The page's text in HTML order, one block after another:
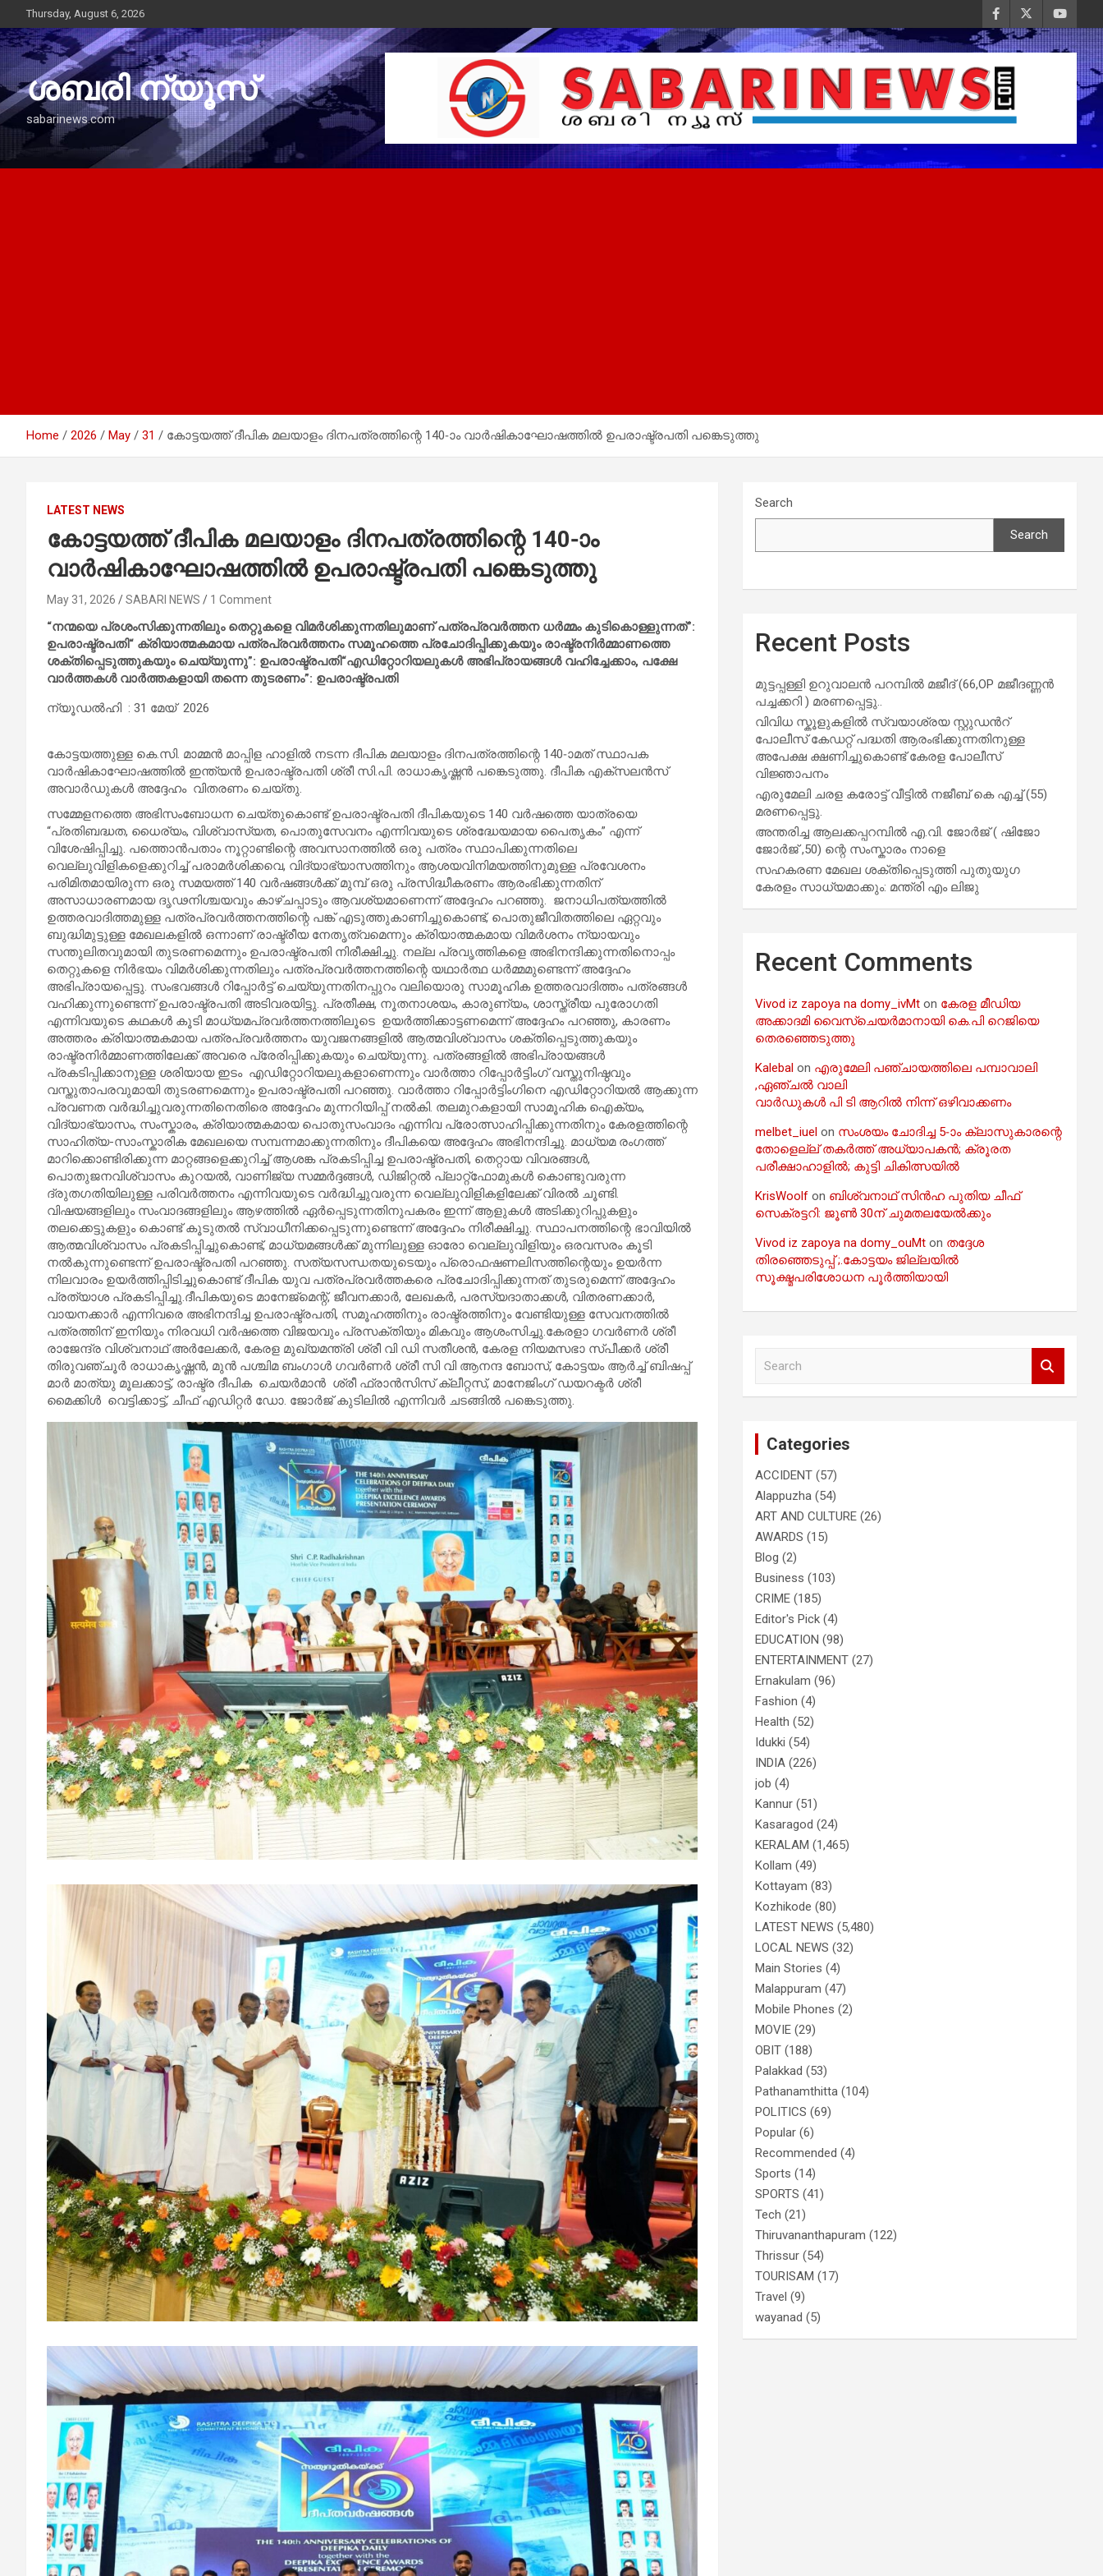
to
content
Thursday, August 6, 2026
ശബരി ന്യൂസ്
sabarinews.com
Home 2026 May 31 കോട്ടയത്ത് ദീപിക മലയാളം ദിനപത്രത്തിന്റെ 140-ാം വാർഷികാഘോഷത്തിൽ ഉപരാഷ്ട്രപതി പങ്കെടുത്തു
LATEST NEWS
കോട്ടയത്ത് ദീപിക മലയാളം ദിനപത്രത്തിന്റെ 140-ാം
വാർഷികാഘോഷത്തിൽ ഉപരാഷ്ട്രപതി പങ്കെടുത്തു
May 31, 2026 SABARI NEWS 1 Comment
“നന്മയെ പ്രശംസിക്കുന്നതിലും തെറ്റുകളെ വിമർശിക്കുന്നതിലുമാണ് പത്രപ്രവർത്തന ധർമ്മം കുടികൊള്ളുന്നത്”:
ഉപരാഷ്ട്രപതി“ ക്രിയാത്മകമായ പത്രപ്രവർത്തനം സമൂഹത്തെ പ്രചോദിപ്പിക്കുകയും രാഷ്ട്രനിർമ്മാണത്തെ
ശക്തിപ്പെടുത്തുകയും ചെയ്യുന്നു”: ഉപരാഷ്ട്രപതി“എഡിറ്റോറിയലുകൾ അഭിപ്രായങ്ങൾ വഹിച്ചേക്കാം, പക്ഷേ
വാർത്തകൾ വാർത്തകളായി തന്നെ തുടരണം”: ഉപരാഷ്ട്രപതി
ന്യൂഡൽഹി : 31 മേയ് 2026
കോട്ടയത്തുള്ള കെ.സി. മാമ്മൻ മാപ്പിള ഹാളിൽ നടന്ന ദീപിക മലയാളം ദിനപത്രത്തിന്റെ 140-ാമത് സ്ഥാപക
വാർഷികാഘോഷത്തിൽ ഇന്ത്യൻ ഉപരാഷ്ട്രപതി ശ്രീ സി.പി. രാധാകൃഷ്ണൻ പങ്കെടുത്തു. ദീപിക എക്സലൻസ്
അവാർഡുകൾ അദ്ദേഹം വിതരണം ചെയ്തു.
സമ്മേളനത്തെ അഭിസംബോധന ചെയ്തുകൊണ്ട് ഉപരാഷ്ട്രപതി ദീപികയുടെ 140 വർഷത്തെ യാത്രയെ
“പ്രതിബദ്ധത, ധൈര്യം, വിശ്വാസ്യത, പൊതുസേവനം എന്നിവയുടെ ശ്രദ്ധേയമായ പൈതൃകം” എന്ന്
വിശേഷിപ്പിച്ചു. പത്തൊൻപതാം നൂറ്റാണ്ടിന്റെ അവസാനത്തിൽ ഒരു പത്രം സ്ഥാപിക്കുന്നതിലെ
വെല്ലുവിളികളെക്കുറിച്ച് പരാമർശിക്കവെ, വിദ്യാഭ്യാസത്തിനും ആശയവിനിമയത്തിനുമുള്ള പ്രവേശനം
പരിമിതമായിരുന്ന ഒരു സമയത്ത് 140 വർഷങ്ങൾക്ക് മുമ്പ് ഒരു പ്രസിദ്ധീകരണം ആരംഭിക്കുന്നതിന്
അസാധാരണമായ ദൃഢനിശ്ചയവും കാഴ്ചപ്പാടും ആവശ്യമാണെന്ന് അദ്ദേഹം പറഞ്ഞു. ജനാധിപത്യത്തിൽ
ഉത്തരവാദിത്തമുള്ള പത്രപ്രവർത്തനത്തിന്റെ പങ്ക് എടുത്തുകാണിച്ചുകൊണ്ട്, പൊതുജീവിതത്തിലെ ഏറ്റവും
ബുദ്ധിമുട്ടുള്ള മേഖലകളിൽ ഒന്നാണ് രാഷ്ട്രീയ നേതൃത്വമെന്നും ക്രിയാത്മകമായ വിമർശനം ന്യായവും
സന്തുലിതവുമായി തുടരണമെന്നും ഉപരാഷ്ട്രപതി നിരീക്ഷിച്ചു. നല്ല പ്രവൃത്തികളെ അഭിനന്ദിക്കുന്നതിനൊപ്പം
തെറ്റുകളെ നിർഭയം വിമർശിക്കുന്നതിലും പത്രപ്രവർത്തനത്തിന്റെ യഥാർത്ഥ ധർമ്മമുണ്ടെന്ന് അദ്ദേഹം
അഭിപ്രായപ്പെട്ടു. സംഭവങ്ങൾ റിപ്പോർട്ട് ചെയ്യുന്നതിനപ്പുറം വലിയൊരു സാമൂഹിക ഉത്തരവാദിത്തം പത്രങ്ങൾ
വഹിക്കുന്നുണ്ടെന്ന് ഉപരാഷ്ട്രപതി അടിവരയിട്ടു. പ്രതീക്ഷ, നൂതനാശയം, കാരുണ്യം, ശാസ്ത്രീയ പുരോഗതി
എന്നിവയുടെ കഥകൾ കൂടി മാധ്യമപ്രവർത്തനത്തിലൂടെ ഉയർത്തിക്കാട്ടണമെന്ന് അദ്ദേഹം പറഞ്ഞു, കാരണം
അത്തരം ക്രിയാത്മകമായ പത്രപ്രവർത്തനം യുവജനങ്ങളിൽ ആത്മവിശ്വാസം ശക്തിപ്പെടുത്തുകയും
രാഷ്ട്രനിർമ്മാണത്തിലേക്ക് അവരെ പ്രേരിപ്പിക്കുകയും ചെയ്യുന്നു. പത്രങ്ങളിൽ അഭിപ്രായങ്ങൾ
പ്രകടിപ്പിക്കാനുള്ള ശരിയായ ഇടം എഡിറ്റോറിയലുകളാണെന്നും വാർത്താ റിപ്പോർട്ടിംഗ് വസ്തുനിഷ്ഠവും
വസ്തുതാപരവുമായി തുടരണമെന്നും ഉപരാഷ്ട്രപതി പറഞ്ഞു. വാർത്താ റിപ്പോർട്ടിംഗിനെ എഡിറ്റോറിയൽ ആക്കുന്ന
പ്രവണത വർദ്ധിച്ചുവരുന്നതിനെതിരെ അദ്ദേഹം മുന്നറിയിപ്പ് നൽകി. തലമുറകളായി സാമൂഹിക ഐക്യം,
വിദ്യാഭ്യാസം, സംസ്കാരം, ക്രിയാത്മകമായ പൊതുസംവാദം എന്നിവ പ്രോത്സാഹിപ്പിക്കുന്നതിനും കേരളത്തിന്റെ
സാഹിത്യ-സാംസ്കാരിക മേഖലയെ സമ്പന്നമാക്കുന്നതിനും ദീപികയെ അദ്ദേഹം അഭിനന്ദിച്ചു. മാധ്യമ രംഗത്ത്
മാറിക്കൊണ്ടിരിക്കുന്ന മാറ്റങ്ങളെക്കുറിച്ച് ആശങ്ക പ്രകടിപ്പിച്ച ഉപരാഷ്ട്രപതി, തെറ്റായ വിവരങ്ങൾ,
പൊതുജനവിശ്വാസം കുറയൽ, വാണിജ്യ സമ്മർദ്ദങ്ങൾ, ഡിജിറ്റൽ പ്ലാറ്റ്‌ഫോമുകൾ കൊണ്ടുവരുന്ന
ദ്രുതഗതിയിലുള്ള പരിവർത്തനം എന്നിവയുടെ വർദ്ധിച്ചുവരുന്ന വെല്ലുവിളികളിലേക്ക് വിരൽ ചൂണ്ടി.
വിഷയങ്ങളിലും സംവാദങ്ങളിലും ആഴത്തിൽ ഏർപ്പെടുന്നതിനുപകരം ഇന്ന് ആളുകൾ അടിക്കുറിപ്പുകളും
തലക്കെട്ടുകളും കൊണ്ട് കൂടുതൽ സ്വാധീനിക്കപ്പെടുന്നുണ്ടെന്ന് അദ്ദേഹം നിരീക്ഷിച്ചു. സ്ഥാപനത്തിന്റെ ഭാവിയിൽ
ആത്മവിശ്വാസം പ്രകടിപ്പിച്ചുകൊണ്ട്, മാധ്യമങ്ങൾക്ക് മുന്നിലുള്ള ഓരോ വെല്ലുവിളിയും ഒരവസരം കൂടി
നൽകുന്നുണ്ടെന്ന് ഉപരാഷ്ട്രപതി പറഞ്ഞു. സത്യസന്ധതയുടെയും പ്രൊഫഷണലിസത്തിന്റെയും ഉയർന്ന
നിലവാരം ഉയർത്തിപ്പിടിച്ചുകൊണ്ട് ദീപിക യുവ പത്രപ്രവർത്തകരെ പ്രചോദിപ്പിക്കുന്നത് തുടരുമെന്ന് അദ്ദേഹം
പ്രത്യാശ പ്രകടിപ്പിച്ചു.ദീപികയുടെ മാനേജ്‌മെന്റ്, ജീവനക്കാർ, ലേഖകർ, പരസ്യദാതാക്കൾ, വിതരണക്കാർ,
വായനക്കാർ എന്നിവരെ അഭിനന്ദിച്ച ഉപരാഷ്ട്രപതി, സമൂഹത്തിനും രാഷ്ട്രത്തിനും വേണ്ടിയുള്ള സേവനത്തിൽ
പത്രത്തിന് ഇനിയും നിരവധി വർഷത്തെ വിജയവും പ്രസക്തിയും മികവും ആശംസിച്ചു.കേരളാ ഗവർണർ ശ്രീ
രാജേന്ദ്ര വിശ്വനാഥ് അർലേക്കർ, കേരള മുഖ്യമന്ത്രി ശ്രീ വി ഡി സതീശൻ, കേരള നിയമസഭാ സ്പീക്കർ ശ്രീ
തിരുവഞ്ചൂർ രാധാകൃഷ്ണൻ, മുൻ പശ്ചിമ ബംഗാൾ ഗവർണർ ശ്രീ സി വി ആനന്ദ ബോസ്, കോട്ടയം ആർച്ച് ബിഷപ്പ്
മാർ മാത്യു മൂലക്കാട്ട്, രാഷ്ട്ര ദീപിക ചെയർമാൻ ശ്രീ ഫ്രാൻസിസ് ക്ലീറ്റസ്, മാനേജിംഗ് ഡയറക്ടർ ശ്രീ
മൈക്കിൾ വെട്ടിക്കാട്ട്, ചീഫ് എഡിറ്റർ ഡോ. ജോർജ് കുടിലിൽ എന്നിവർ ചടങ്ങിൽ പങ്കെടുത്തു.
Search
Search
Recent Posts
മുട്ടപ്പള്ളി ഉറുവാലൻ പറമ്പിൽ മജീദ് (66,OP മജീദണ്ണൻ
പച്ചക്കറി ) മരണപ്പെട്ടു..
വിവിധ സ്കൂളുകളില്‍ സ്വയാശ്രയ സ്റ്റുഡന്‍റ്
പോലീസ് കേഡറ്റ് പദ്ധതി ആരംഭിക്കുന്നതിനുള്ള
അപേക്ഷ ക്ഷണിച്ചുകൊണ്ട് കേരള പോലീസ്
വിജ്ഞാപനം
എരുമേലി ചരള കരോട്ട് വീട്ടിൽ നജീബ് കെ എച്ച് (55)
മരണപ്പെട്ടു.
അന്തരിച്ച ആ​ല​ക്ക​പ്പ​റമ്പിൽ​ എ.​വി. ജോ​ർ​ജ് ( ഷിജോ
ജോർജ് ,50) ന്റെ സംസ്കാരം നാളെ
സഹകരണ മേഖല ശക്തിപ്പെടുത്തി പുതുയുഗ
കേരളം സാധ്യമാക്കും: മന്ത്രി എം ലിജു
Recent Comments
Vivod iz zapoya na domy_ivMt on കേരള മീഡിയ
അക്കാദമി വൈസ്ചെയർമാനായി കെ.പി റെജിയെ
തെരഞ്ഞെടുത്തു
Kalebal on എരുമേലി പഞ്ചായത്തിലെ പമ്പാവാലി
,ഏഞ്ചൽ വാലി
വാർഡുകൾ പി ടി ആറിൽ നിന്ന് ഒഴിവാക്കണം
melbet_iuel on സംശയം ചോദിച്ച 5-ാം ക്ലാസുകാരന്റെ
തോളെല്ല് തകർത്ത് അധ്യാപകൻ; ക്രൂരത
പരീക്ഷാഹാളിൽ; കുട്ടി ചികിത്സയിൽ
KrisWoolf on ബിശ്വനാഥ് സിൻഹ പുതിയ ചീഫ്
സെക്രട്ടറി: ജൂൺ 30ന് ചുമതലയേൽക്കും
Vivod iz zapoya na domy_ouMt on തദ്ദേശ
തിരഞ്ഞെടുപ്പ് ;.കോട്ടയം ജില്ലയിൽ
സൂക്ഷ്മപരിശോധന പൂർത്തിയായി
Categories
ACCIDENT (57)
Alappuzha (54)
ART AND CULTURE (26)
AWARDS (15)
Blog (2)
Business (103)
CRIME (185)
Editor's Pick (4)
EDUCATION (98)
ENTERTAINMENT (27)
Ernakulam (96)
Fashion (4)
Health (52)
Idukki (54)
INDIA (226)
job (4)
Kannur (51)
Kasaragod (24)
KERALAM (1,465)
Kollam (49)
Kottayam (83)
Kozhikode (80)
LATEST NEWS (5,480)
LOCAL NEWS (32)
Main Stories (4)
Malappuram (47)
Mobile Phones (2)
MOVIE (29)
OBIT (188)
Palakkad (53)
Pathanamthitta (104)
POLITICS (69)
Popular (6)
Recommended (4)
Sports (14)
SPORTS (41)
Tech (21)
Thiruvananthapuram (122)
Thrissur (54)
TOURISAM (17)
Travel (9)
wayanad (5)